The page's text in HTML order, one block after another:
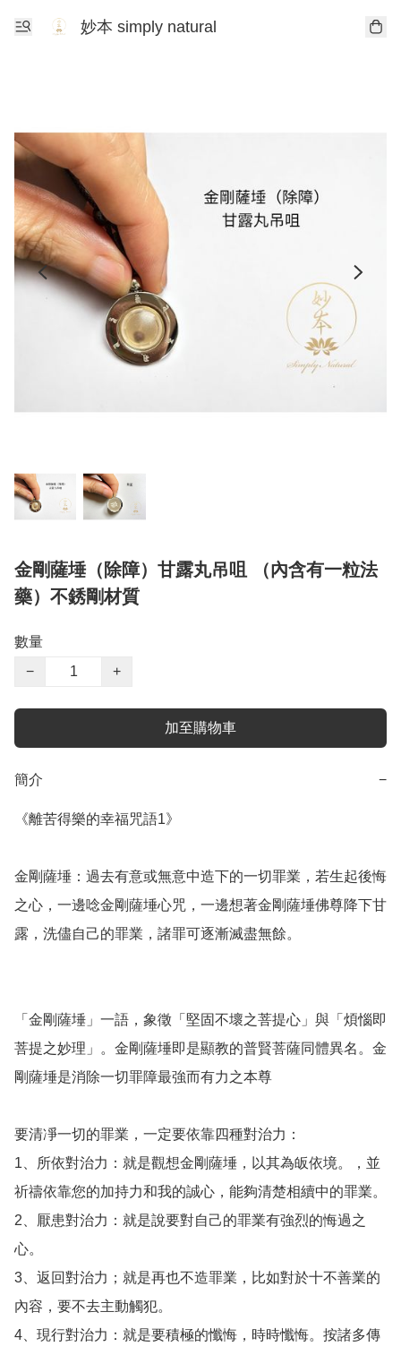
妙本 simply natural
金剛薩埵（除障）甘露丸吊咀 （內含有一粒法
藥）不銹剛材質
數量
−
+
加至購物車
簡介 −
《離苦得樂的幸福咒語1》
金剛薩埵：過去有意或無意中造下的一切罪業，若生起後悔
之心，一邊唸金剛薩埵心咒，一邊想著金剛薩埵佛尊降下甘
露，洗儘自己的罪業，諸罪可逐漸滅盡無餘。
「金剛薩埵」一語，象徵「堅固不壞之菩提心」與「煩惱即
菩提之妙理」。金剛薩埵即是顯教的普賢菩薩同體異名。金
剛薩埵是消除一切罪障最強而有力之本尊
要清凈一切的罪業，一定要依靠四種對治力：
1、所依對治力：就是觀想金剛薩埵，以其為皈依境。，並
祈禱依靠您的加持力和我的誠心，能夠清楚相續中的罪業。
2、厭患對治力：就是說要對自己的罪業有強烈的悔過之
心。
3、返回對治力；就是再也不造罪業，比如對於十不善業的
內容，要不去主動觸犯。
4、現行對治力：就是要積極的懺悔，時時懺悔。按諸多傳